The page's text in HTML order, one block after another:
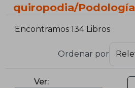
quiropodia/Podología
Encontramos 134 Libros
Ordenar por
Ver: